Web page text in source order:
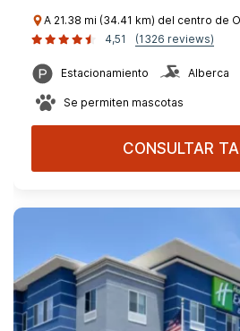
A 21.38 mi (34.41 km) del centro de
4,51
(1326 reviews)
Estacionamiento Alberca
Se permiten mascotas
CONSULTAR